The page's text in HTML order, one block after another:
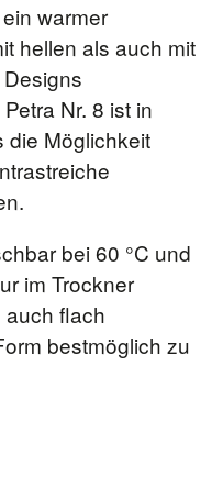
warmer
hellen als auch mit
Nr. 8 ist in
die Möglichkeit
bei 60 °C und
im Trockner
flach
bestmöglich zu